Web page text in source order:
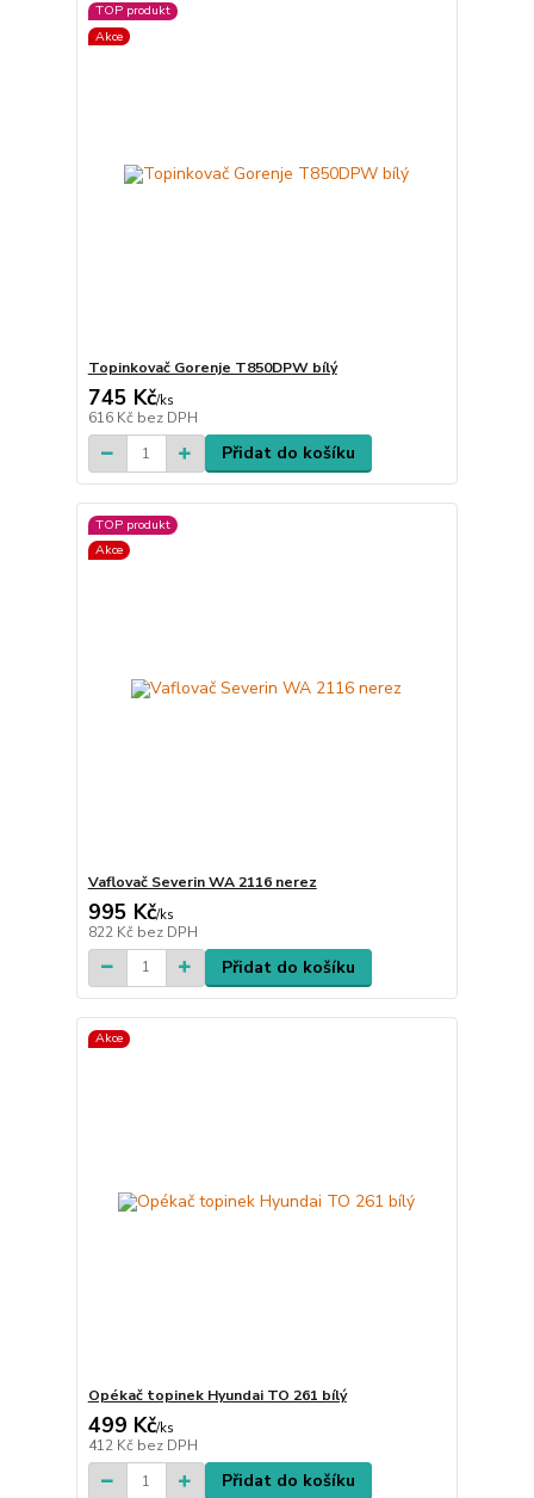
TOP produkt
Akce
Topinkovač Gorenje T850DPW bílý
745 Kč/ks
616 Kč bez DPH
Přidat do košíku
TOP produkt
Akce
Vaflovač Severin WA 2116 nerez
995 Kč/ks
822 Kč bez DPH
Přidat do košíku
Akce
Opékač topinek Hyundai TO 261 bílý
499 Kč/ks
412 Kč bez DPH
Přidat do košíku